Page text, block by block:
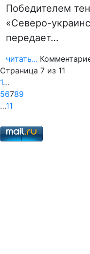
Победителем
«Северо-
передает…
читать...
Страница 7 из 11
1…
56789
…11